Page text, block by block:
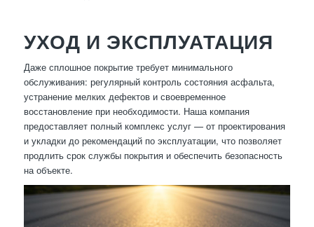
УХОД И ЭКСПЛУАТАЦИЯ
Даже сплошное покрытие требует минимального
обслуживания: регулярный контроль состояния асфальта,
устранение мелких дефектов и своевременное
восстановление при необходимости. Наша компания
предоставляет полный комплекс услуг — от проектирования
и укладки до рекомендаций по эксплуатации, что позволяет
продлить срок службы покрытия и обеспечить безопасность
на объекте.